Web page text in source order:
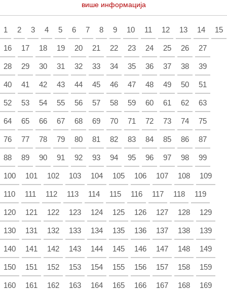
више информација
1 2 3 4 5 6 7 8 9 10 11 12 13 14 15
16 17 18 19 20 21 22 23 24 25 26 27
28 29 30 31 32 33 34 35 36 37 38 39
40 41 42 43 44 45 46 47 48 49 50 51
52 53 54 55 56 57 58 59 60 61 62 63
64 65 66 67 68 69 70 71 72 73 74 75
76 77 78 79 80 81 82 83 84 85 86 87
88 89 90 91 92 93 94 95 96 97 98 99
100 101 102 103 104 105 106 107 108 109
110 111 112 113 114 115 116 117 118 119
120 121 122 123 124 125 126 127 128 129
130 131 132 133 134 135 136 137 138 139
140 141 142 143 144 145 146 147 148 149
150 151 152 153 154 155 156 157 158 159
160 161 162 163 164 165 166 167 168 169